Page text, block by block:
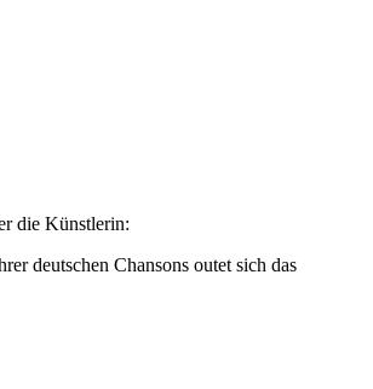
die Künstlerin:
deutschen Chansons outet sich das